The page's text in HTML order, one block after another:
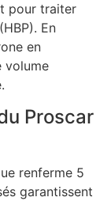
pour traiter
En
en
volume
Proscar
renferme 5
garantissent